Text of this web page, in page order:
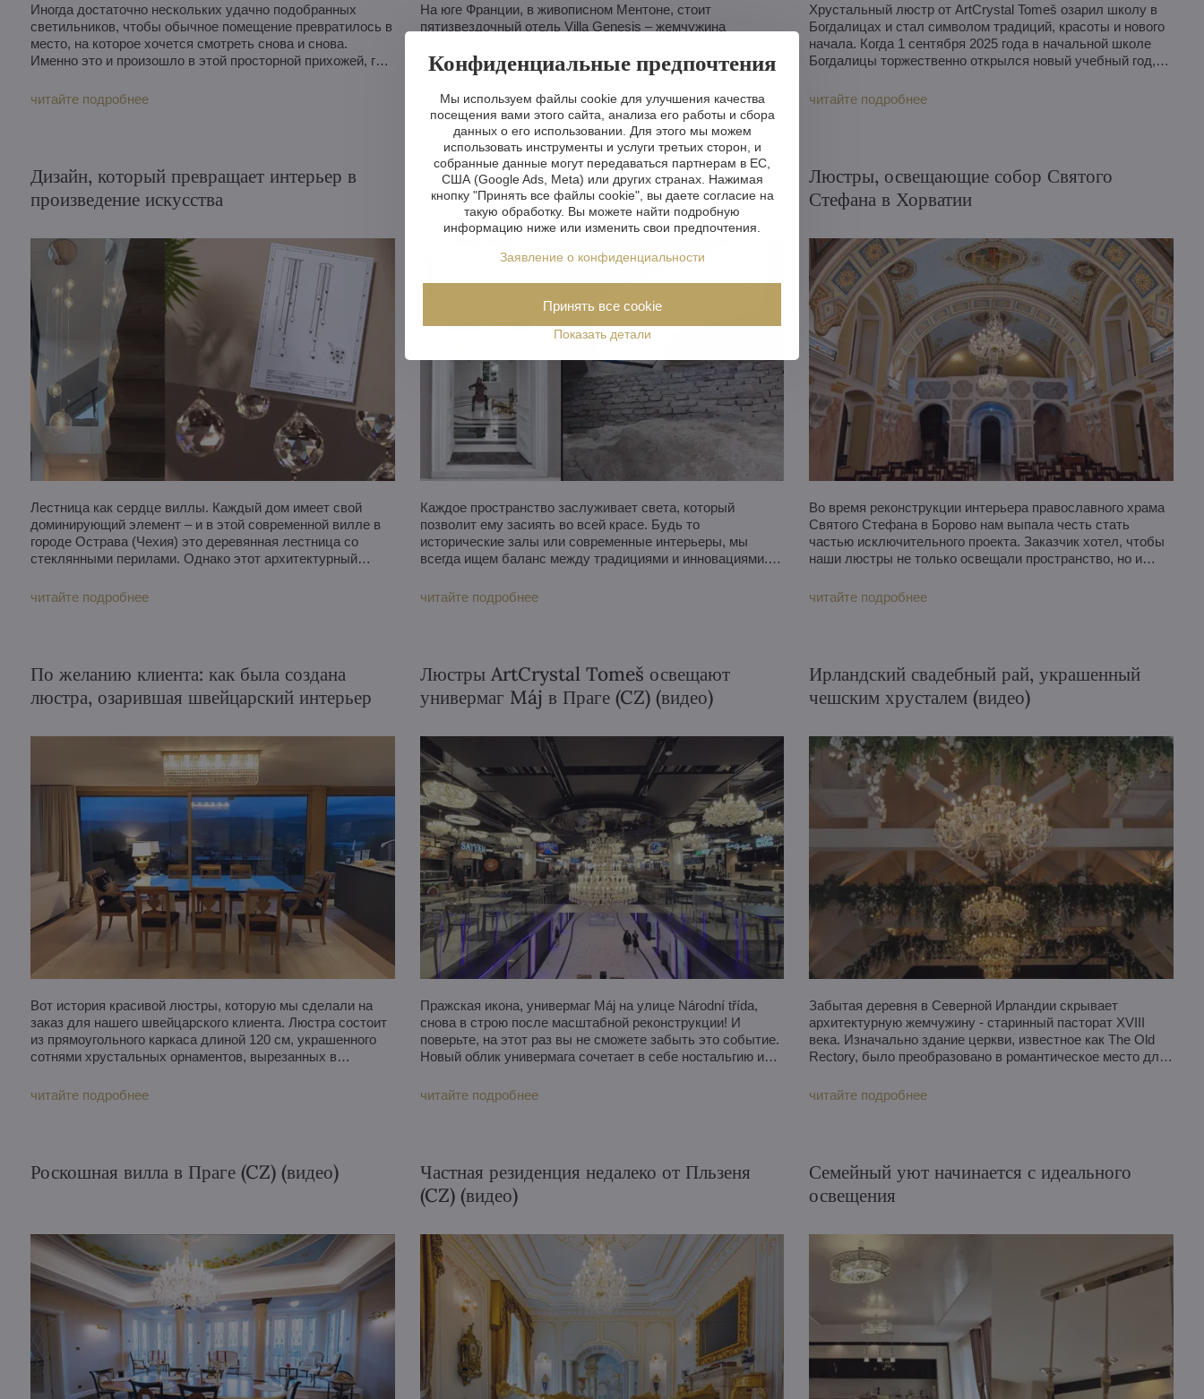
Иногда достаточно нескольких удачно подобранных
светильников, чтобы обычное помещение превратилось в
место, на которое хочется смотреть снова и снова.
Именно это и произошло в этой просторной прихожей, где
очарование хрусталя.
читайте подробнее
На юге Франции, в живописном Ментоне, стоит
пятизвездочный отель Villa Genesis – жемчужина
хрустальной элегантностью чешского стекла. Проект,
созданный в сотрудничестве с архитекторами отеля,
объединил чешское стекольное ремесло с французским
чувством деталей и элегантности.
читайте подробнее
Хрустальный люстр от ArtCrystal Tomeš озарил школу в
Богдалицах и стал символом традиций, красоты и нового
начала. Когда 1 сентября 2025 года в начальной школе
Богдалицы торжественно открылся новый учебный год,
только радость, но и неожиданное разочарование.
Торжественное утро в Богдалицах прошло в атмосфере
доминировал хрустальный люстр 70-х годов.
читайте подробнее
Дизайн, который превращает интерьер в
произведение искусства
Лестница как сердце виллы. Каждый дом имеет свой
доминирующий элемент – и в этой современной вилле в
городе Острава (Чехия) это деревянная лестница со
стеклянными перилами. Однако этот архитектурный
функциональность. Ему нужен был световой акцент,
который подчеркнул бы его красоту и добавил
читайте подробнее
Хрустальная люстра в сердце архитектурной
жемчужины
Каждое пространство заслуживает света, который
позволит ему засиять во всей красе. Будь то
исторические залы или современные интерьеры, мы
всегда ищем баланс между традициями и инновациями.
реконструкции Городского музыкального павильона в
Герцег-Нови, мы знали, что это будет нечто особенное.
читайте подробнее
Люстры, освещающие собор Святого
Стефана в Хорватии
Во время реконструкции интерьера православного храма
Святого Стефана в Борово нам выпала честь стать
частью исключительного проекта. Заказчик хотел, чтобы
наши люстры не только освещали пространство, но и
церкви. В результате появились четыре настенных
светильника и две хрустальные люстры, которые
читайте подробнее
По желанию клиента: как была создана
люстра, озарившая швейцарский интерьер
Вот история красивой люстры, которую мы сделали на
заказ для нашего швейцарского клиента. Люстра состоит
из прямоугольного каркаса длиной 120 см, украшенного
сотнями хрустальных орнаментов, вырезанных в
читайте подробнее
Люстры ArtCrystal Tomeš освещают
универмаг Máj в Праге (CZ) (видео)
Пражская икона, универмаг Máj на улице Národní třída,
снова в строю после масштабной реконструкции! И
поверьте, на этот раз вы не сможете забыть это событие.
Новый облик универмага сочетает в себе ностальгию и
но и деликатесами и развлечениями.
читайте подробнее
Ирландский свадебный рай, украшенный
чешским хрусталем (видео)
Забытая деревня в Северной Ирландии скрывает
архитектурную жемчужину - старинный пасторат XVIII
века. Изначально здание церкви, известное как The Old
Rectory, было преобразовано в романтическое место для
читайте подробнее
Роскошная вилла в Праге (CZ) (видео)
Частная резиденция недалеко от Пльзеня
(CZ) (видео)
Семейный уют начинается с идеального
освещения
Конфиденциальные предпочтения
Мы используем файлы cookie для улучшения качества
посещения вами этого сайта, анализа его работы и сбора
данных о его использовании. Для этого мы можем
использовать инструменты и услуги третьих сторон, и
собранные данные могут передаваться партнерам в ЕС,
США (Google Ads, Meta) или других странах. Нажимая
кнопку "Принять все файлы cookie", вы даете согласие на
такую обработку. Вы можете найти подробную
информацию ниже или изменить свои предпочтения.
Заявление о конфиденциальности
Показать детали
Принять все cookie